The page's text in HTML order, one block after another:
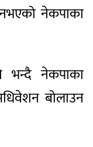
नभएको नेकपाका
भन्दै नेकपाका
बोलाउन